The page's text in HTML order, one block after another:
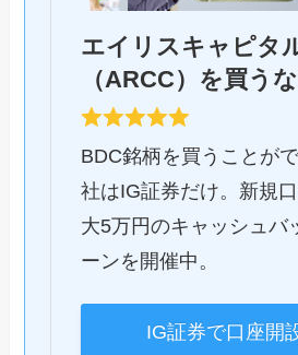
エイリスキャピタ
（ARCC）を買う
BDC銘柄を買うことが
社はIG証券だけ。新規
大5万円のキャッシュバ
ーンを開催中。
IG証券で口座開